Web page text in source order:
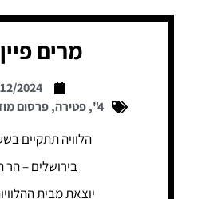
מרים
2024
4"
,פטירה,פרסום
הלוויה תתקיים
בירושלים – הר
יוצאת מבית